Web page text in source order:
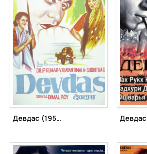
Девдас (1955)